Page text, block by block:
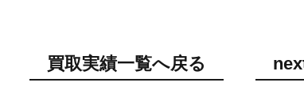
買取実績一覧へ戻る